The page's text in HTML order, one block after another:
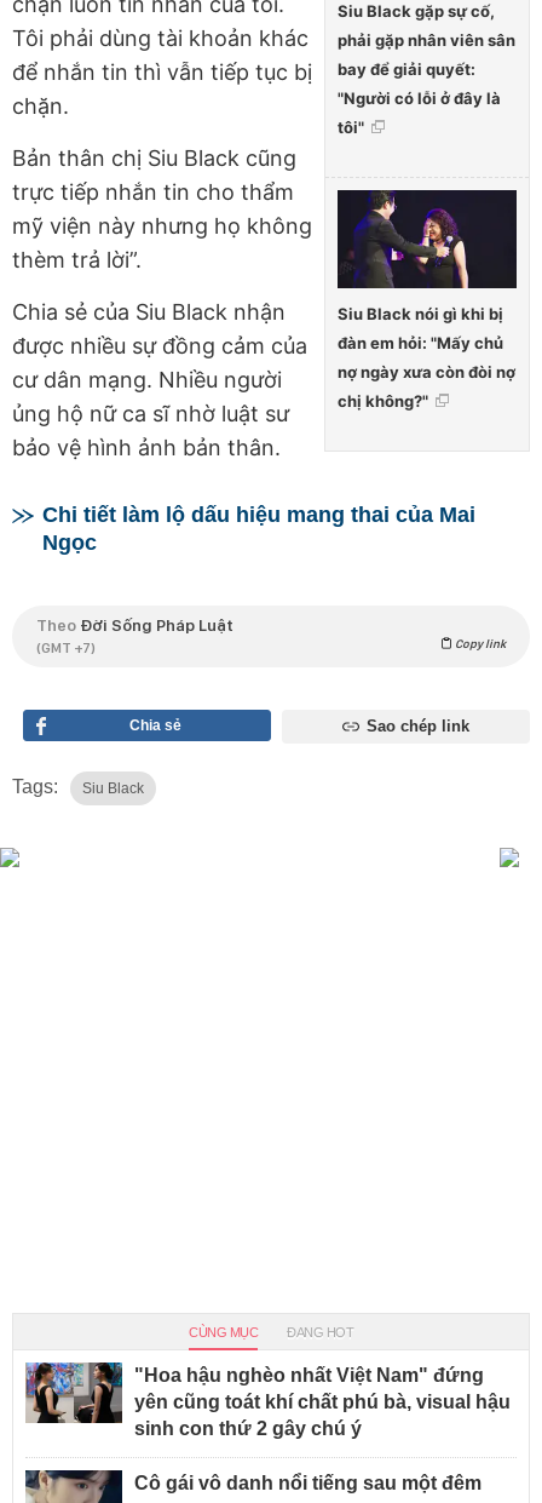
Siu Black gặp sự cố,
phải gặp nhân viên sân
bay để giải quyết:
"Người có lỗi ở đây là
tôi"
Siu Black nói gì khi bị
đàn em hỏi: "Mấy chủ
nợ ngày xưa còn đòi nợ
chị không?"
Tôi phải dùng tài khoản khác
để nhắn tin thì vẫn tiếp tục bị
chặn.
Bản thân chị Siu Black cũng
trực tiếp nhắn tin cho thẩm
mỹ viện này nhưng họ không
thèm trả lời”.
Chia sẻ của Siu Black nhận
được nhiều sự đồng cảm của
cư dân mạng. Nhiều người
ủng hộ nữ ca sĩ nhờ luật sư
bảo vệ hình ảnh bản thân.
Chi tiết làm lộ dấu hiệu mang thai của Mai
Ngọc
Theo Đời Sống Pháp Luật
(GMT +7) Copy link
Chia sẻ Sao chép link
Tags: Siu Black
CÙNG MỤC ĐANG HOT
"Hoa hậu nghèo nhất Việt Nam" đứng
yên cũng toát khí chất phú bà, visual hậu
sinh con thứ 2 gây chú ý
Cô gái vô danh nổi tiếng sau một đêm